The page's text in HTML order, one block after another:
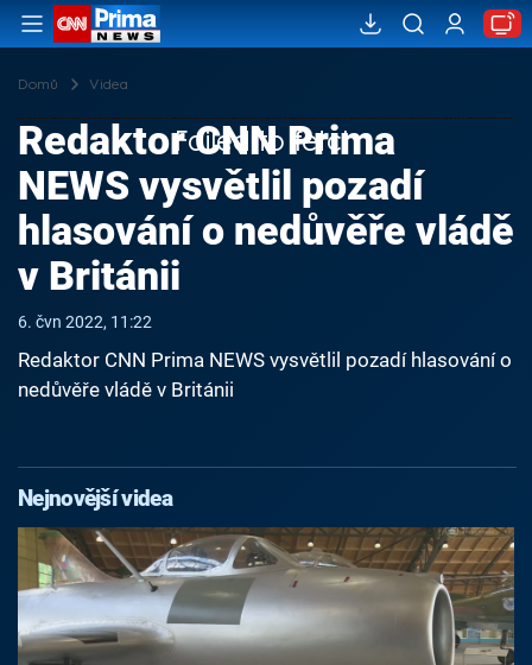
Domů Videa
Failed to fetch
Redaktor CNN Prima
NEWS vysvětlil pozadí
hlasování o nedůvěře vládě
v Británii
6. čvn 2022, 11:22
Redaktor CNN Prima NEWS vysvětlil pozadí hlasování o
nedůvěře vládě v Británii
Nejnovější videa